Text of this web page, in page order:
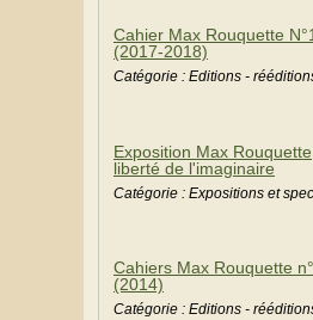
Cahier Max Rouquette
(2017-2018)
Catégorie : Editions -
Exposition Max
liberté de l'imaginaire
Catégorie : Expositions et
Cahiers Max Rouquette
(2014)
Catégorie : Editions -